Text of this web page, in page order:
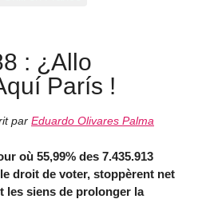
: ¿Allo
París !
par Eduardo Olivares Palma
où 55,99% des 7.435.913
droit de voter, stoppèrent net
les siens de prolonger la